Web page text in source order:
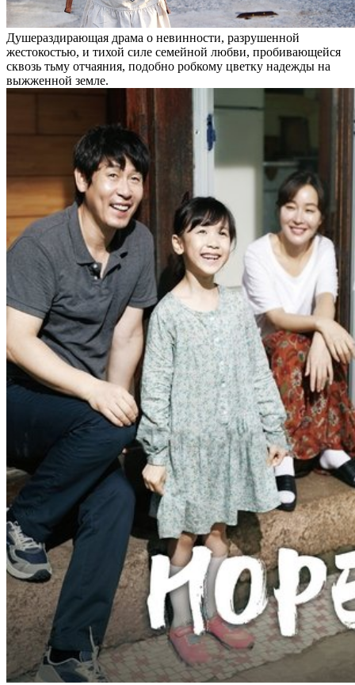
Душераздирающая драма о невинности, разрушенной
жестокостью, и тихой силе семейной любви, пробивающейся
сквозь тьму отчаяния, подобно робкому цветку надежды на
выжженной земле.